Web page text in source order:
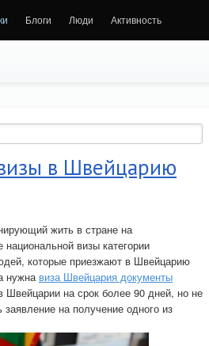
Блоги Люди Активность
в Швейцарию
жить в стране на
визы категории
которые приезжают в Швейцарию
нужна виза Швейцария документы
на срок более 90 дней, но не
на получение одного из